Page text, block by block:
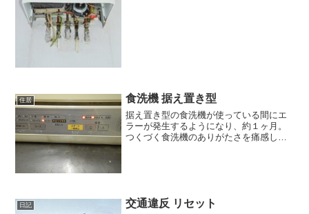
住居 食洗機 据え置き型
据え置き型の食洗機が使っている間にエ
ラーが発生するようになり、約１ヶ月。
つくづく食洗機のありがたさを痛感して
日記 交通違反 リセット